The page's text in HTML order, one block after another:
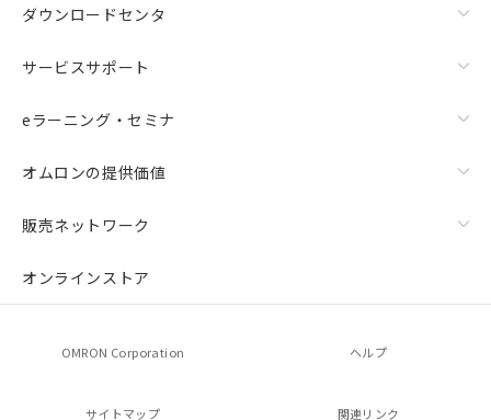
ダウンロードセンタ
サービスサポート
eラーニング・セミナ
オムロンの提供価値
販売ネットワーク
オンラインストア
OMRON Corporation ヘルプ
サイトマップ 関連リンク